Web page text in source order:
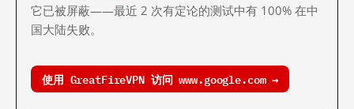
它已被屏蔽——最近 2 次有定论的测试中有 100% 在中
国大陆失败。
使用 GreatFireVPN 访问 www.google.com →